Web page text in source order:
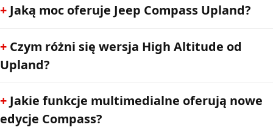
Jaką moc oferuje Jeep Compass Upland?
Czym różni się wersja High Altitude od
Upland?
Jakie funkcje multimedialne oferują nowe
edycje Compass?